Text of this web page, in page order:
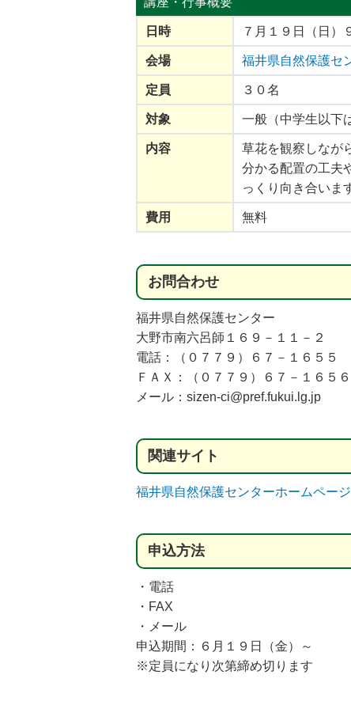
日時 ７月１９日（日）
会場 福井県自然保護セ
定員 ３０名
対象 一般（中学生以下
内容
草花を観察しなが
分かる配置の工夫
っくり向き合いま
費用 無料
お問合わせ
福井県自然保護センター
大野市南六呂師１６９－１１－２
電話：（０７７９）６７－１６５５
ＦＡＸ：（０７７９）６７－１６５６
メール：sizen-ci@pref.fukui.lg.jp
関連サイト
福井県自然保護センターホームページ
申込方法
・電話
・FAX
・メール
申込期間：６月１９日（金）～
※定員になり次第締め切ります
2026年10月17日
福井県立歴史博物館 写真展
「秀吉と越前の武将たち」
2026年10
公益財団法人ふく
の研究所 くらし
アップ講座「その
っと待って！くら
ラブル回避